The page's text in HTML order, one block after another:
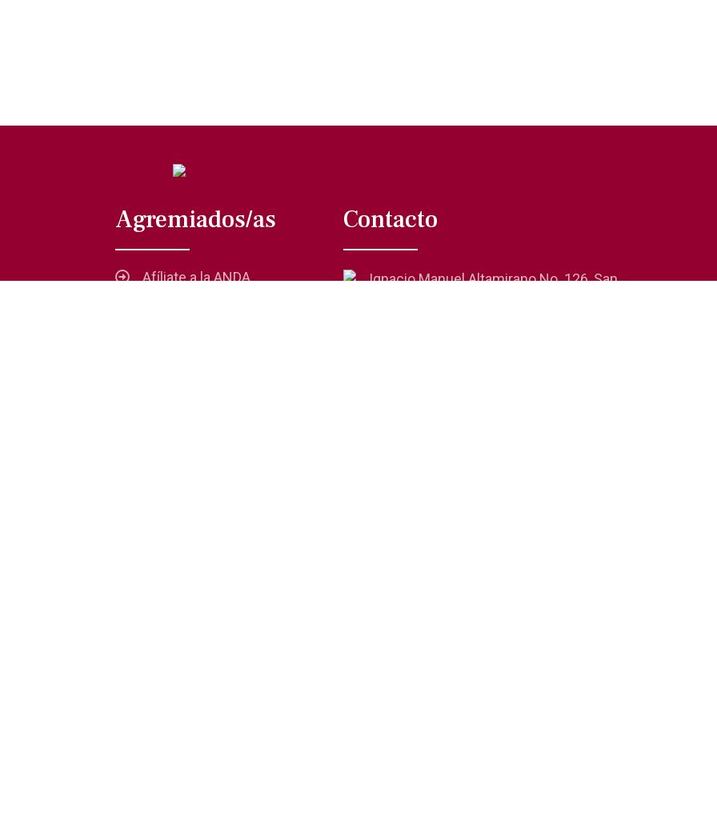
Agremiados/as
Afíliate a la ANDA
Contacto
Ignacio Manuel Altamirano No. 126, San